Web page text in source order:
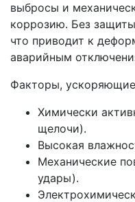
выбросы и
коррозию. Без
что приводит к
аварийным
Факторы,
Химически
щелочи).
Высокая
Механические
удары).